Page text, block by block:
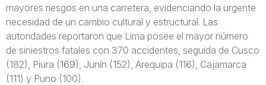
mayores riesgos en una carretera, evidenciando la urgente
necesidad de un cambio cultural y estructural. Las
autoridades reportaron que Lima posee el mayor número
de siniestros fatales con 370 accidentes, seguida de Cusco
(182), Piura (169), Junín (152), Arequipa (116), Cajamarca
(111) y Puno (100).